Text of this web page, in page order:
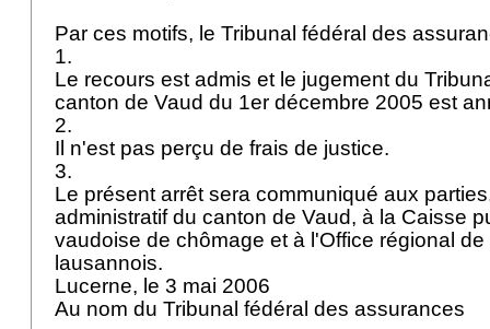
Par ces motifs, le Tribunal fédéral des
1.
Le recours est admis et le jugement du
canton de Vaud du 1er décembre 2005 est
2.
Il n'est pas perçu de frais de justice.
3.
Le présent arrêt sera communiqué aux
administratif du canton de Vaud, à la Caisse
vaudoise de chômage et à l'Office régional
lausannois.
Lucerne, le 3 mai 2006
Au nom du Tribunal fédéral des assurances